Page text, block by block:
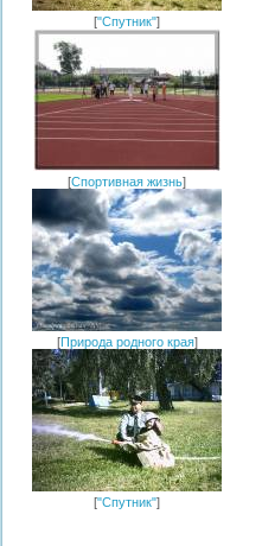
["Спутник"]
[Спортивная жизнь]
[Природа родного края]
["Спутник"]